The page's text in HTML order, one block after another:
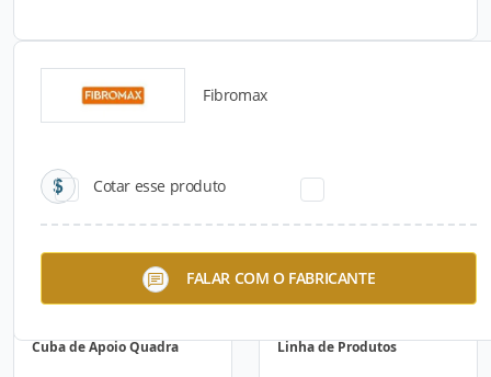
Fibromax
Cotar esse produto
FALAR COM O FABRICANTE
Catálogos para Download
Cuba de Apoio Quadra Linha de Produtos